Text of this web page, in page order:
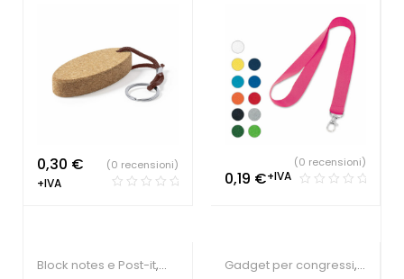
0,30 €
+IVA
(0 recensioni)
0,19 €+IVA
(0 recensioni)
Block notes e Post-it,
Gadget per congressi,